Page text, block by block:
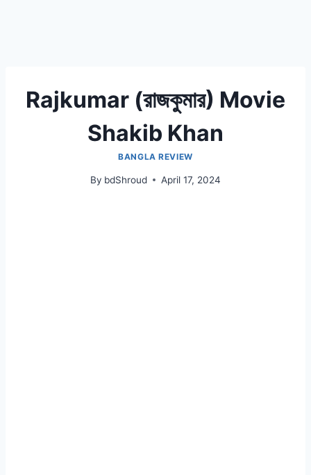
Rajkumar (রাজকুমার) Movie
Shakib Khan
BANGLA REVIEW
By bdShroud April 17, 2024